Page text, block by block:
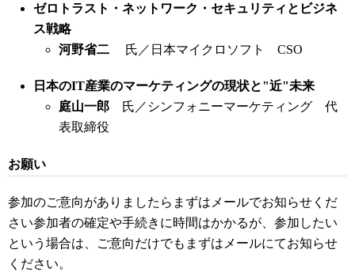
ゼロトラスト・ネットワーク・セキュリティとビジネ
ス戦略
河野省二
氏／日本マイクロソフト CSO
日本のIT産業のマーケティングの現状と"近"未来
庭山一郎 氏／シンフォニーマーケティング 代
表取締役
お願い
参加のご意向がありましたらまずはメールでお知らせく だ
さい参加者の確定や手続きに時間はかかるが、参加したい
という場合は 、ご意向だけでもまずはメールにてお知らせ
ください。